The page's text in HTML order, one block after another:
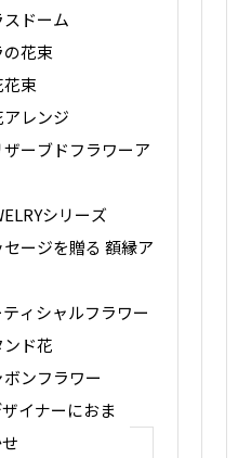
スドーム
の花束
花束
アレンジ
ザーブドフラワーア
シリーズ
セージを贈る 額縁ア
ティシャルフラワー
ンド花
ボンフラワー
イナーにおま